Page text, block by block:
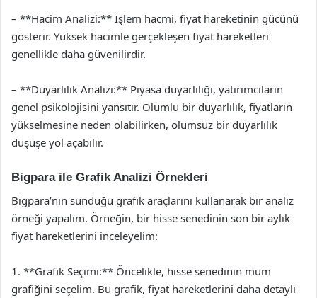
– **Hacim Analizi:** İşlem hacmi, fiyat hareketinin gücünü
gösterir. Yüksek hacimle gerçekleşen fiyat hareketleri
genellikle daha güvenilirdir.
– **Duyarlılık Analizi:** Piyasa duyarlılığı, yatırımcıların
genel psikolojisini yansıtır. Olumlu bir duyarlılık, fiyatların
yükselmesine neden olabilirken, olumsuz bir duyarlılık
düşüşe yol açabilir.
Bigpara ile Grafik Analizi Örnekleri
Bigpara’nın sunduğu grafik araçlarını kullanarak bir analiz
örneği yapalım. Örneğin, bir hisse senedinin son bir aylık
fiyat hareketlerini inceleyelim:
1. **Grafik Seçimi:** Öncelikle, hisse senedinin mum
grafiğini seçelim. Bu grafik, fiyat hareketlerini daha detaylı